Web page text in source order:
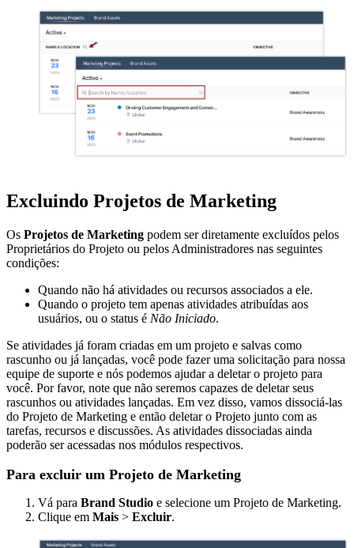
Excluindo Projetos de Marketing
Os Projetos de Marketing podem ser diretamente excluídos pelos
Proprietários do Projeto ou pelos Administradores nas seguintes
condições:
Quando não há atividades ou recursos associados a ele.
Quando o projeto tem apenas atividades atribuídas aos
usuários, ou o status é Não Iniciado.
Se atividades já foram criadas em um projeto e salvas como
rascunho ou já lançadas, você pode fazer uma solicitação para nossa
equipe de suporte e nós podemos ajudar a deletar o projeto para
você. Por favor, note que não seremos capazes de deletar seus
rascunhos ou atividades lançadas. Em vez disso, vamos dissociá-las
do Projeto de Marketing e então deletar o Projeto junto com as
tarefas, recursos e discussões. As atividades dissociadas ainda
poderão ser acessadas nos módulos respectivos.
Para excluir um Projeto de Marketing
Vá para Brand Studio e selecione um Projeto de Marketing.
Clique em Mais > Excluir.